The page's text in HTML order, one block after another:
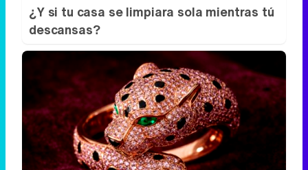
¿Y si tu casa se limpiara sola mientras tú
descansas?